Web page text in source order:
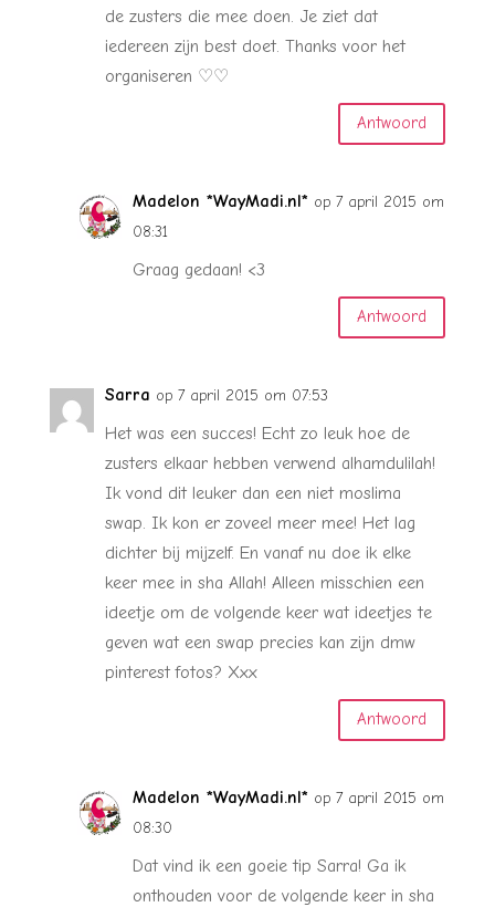
de zusters die mee doen. Je ziet dat
iedereen zijn best doet. Thanks voor het
organiseren ♡♡
Antwoord
Madelon *WayMadi.nl* op 7 april 2015 om
08:31
Graag gedaan! <3
Antwoord
Sarra op 7 april 2015 om 07:53
Het was een succes! Echt zo leuk hoe de
zusters elkaar hebben verwend alhamdulilah!
Ik vond dit leuker dan een niet moslima
swap. Ik kon er zoveel meer mee! Het lag
dichter bij mijzelf. En vanaf nu doe ik elke
keer mee in sha Allah! Alleen misschien een
ideetje om de volgende keer wat ideetjes te
geven wat een swap precies kan zijn dmw
pinterest fotos? Xxx
Antwoord
Madelon *WayMadi.nl* op 7 april 2015 om
08:30
Dat vind ik een goeie tip Sarra! Ga ik
onthouden voor de volgende keer in sha